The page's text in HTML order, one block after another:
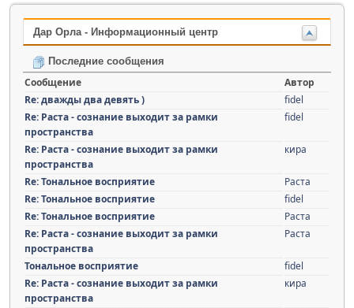
Дар Орла - Информационный центр
Последние сообщения
Сообщение
Автор
Re: дважды два девять )
fidel
Re: Раста - сознание выходит за рамки
пространства
fidel
Re: Раста - сознание выходит за рамки
пространства
кира
Re: Тональное восприятие
Раста
Re: Тональное восприятие
fidel
Re: Тональное восприятие
Раста
Re: Раста - сознание выходит за рамки
пространства
Раста
Тональное восприятие
fidel
Re: Раста - сознание выходит за рамки
пространства
кира